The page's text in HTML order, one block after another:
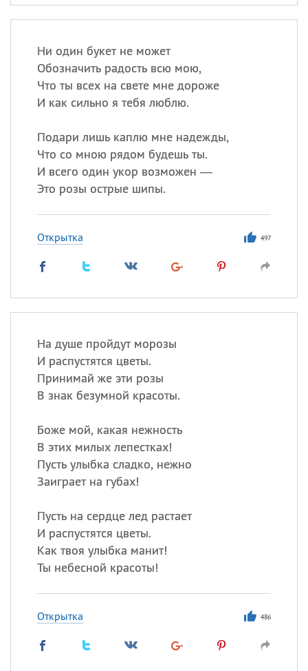
Ни один букет не может
Обозначить радость всю мою,
Что ты всех на свете мне дороже
И как сильно я тебя люблю.
Подари лишь каплю мне надежды,
Что со мною рядом будешь ты.
И всего один укор возможен —
Это розы острые шипы.
Открытка 497
На душе пройдут морозы
И распустятся цветы.
Принимай же эти розы
В знак безумной красоты.
Боже мой, какая нежность
В этих милых лепестках!
Пусть улыбка сладко, нежно
Заиграет на губах!
Пусть на сердце лед растает
И распустятся цветы.
Как твоя улыбка манит!
Ты небесной красоты!
Открытка 486